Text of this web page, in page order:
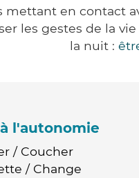
en contact
les gestes de la
la nuit :
l'autonomie
/ Coucher
/ Change